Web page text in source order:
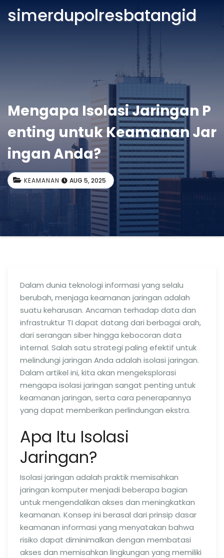
simerdupolresbatangid
Mengapa Isolasi Jaringan P
enting untuk Keamanan Jar
ingan Anda?
KEAMANAN AUG 5, 2025
Dalam dunia teknologi informasi yang selalu
berubah, menjaga keamanan jaringan adalah
suatu keharusan. Ancaman terhadap data dan
infrastruktur TI dapat datang dari berbagai arah,
dari serangan siber hingga kebocoran data
internal. Salah satu strategi paling efektif untuk
melindungi jaringan Anda adalah isolasi jaringan.
Dalam artikel ini, kita akan mengeksplorasi
mengapa isolasi jaringan sangat penting untuk
keamanan jaringan, serta cara penerapannya
yang dapat memberikan perlindungan ekstra.
Apa Itu Isolasi
Jaringan?
Isolasi jaringan adalah praktik memisahkan
jaringan komputer menjadi beberapa bagian
untuk mengendalikan akses dan meningkatkan
keamanan. Konsep ini berasal dari prinsip dasar
keamanan informasi yang menyatakan bahwa
risiko dapat diminimalkan dengan membatasi
akses dan memisahkan lingkungan yang memiliki